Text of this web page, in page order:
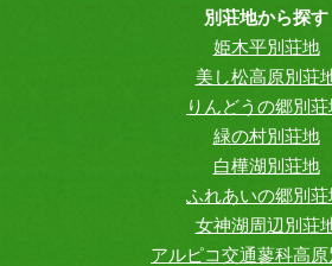
別荘地から探す
姫木平別荘地
美し松高原別荘
りんどうの郷別
緑の村別荘地
白樺湖別荘地
ふれあいの郷別荘
女神湖周辺別荘
アルピコ交通蓼科高